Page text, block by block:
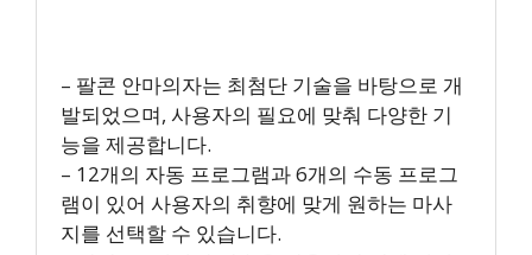
– 팔콘 안마의자는 최첨단 기술을 바탕으로 개
발되었으며, 사용자의 필요에 맞춰 다양한 기
능을 제공합니다.
– 12개의 자동 프로그램과 6개의 수동 프로그
램이 있어 사용자의 취향에 맞게 원하는 마사
지를 선택할 수 있습니다.